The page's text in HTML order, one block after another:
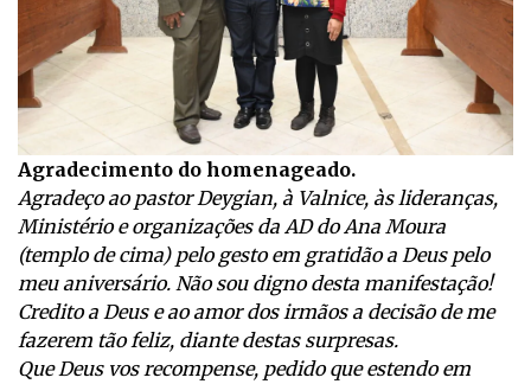
Agradecimento do homenageado.
Agradeço ao pastor Deygian, à Valnice, às lideranças,
Ministério e organizações da AD do Ana Moura
(templo de cima) pelo gesto em gratidão a Deus pelo
meu aniversário. Não sou digno desta manifestação!
Credito a Deus e ao amor dos irmãos a decisão de me
fazerem tão feliz, diante destas surpresas.
Que Deus vos recompense, pedido que estendo em